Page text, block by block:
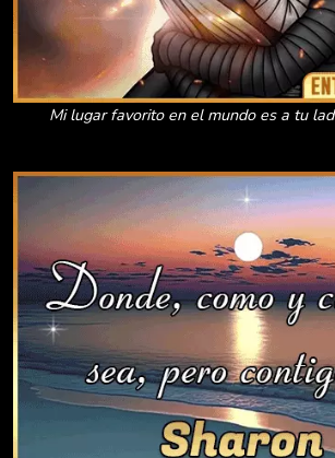
Mi lugar favorito en el mundo es a tu